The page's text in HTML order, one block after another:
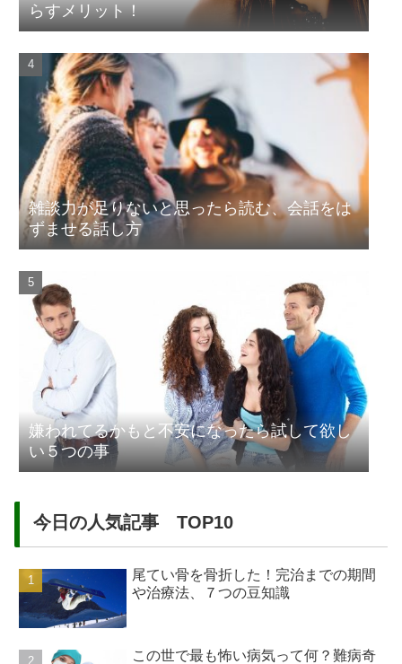
らすメリット！
雑談力が足りないと思ったら読む、会話をは
ずませる話し方
嫌われてるかもと不安になったら試して欲し
い５つの事
今日の人気記事 TOP10
尾てい骨を骨折した！完治までの期間
や治療法、７つの豆知識
この世で最も怖い病気って何？難病奇